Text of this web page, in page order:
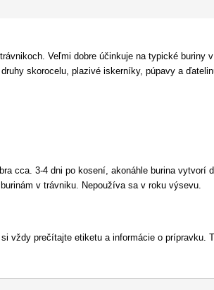
Veľmi dobre účinkuje na typické buriny
skorocelu, plazivé iskerníky, púpavy a
cca. 3-4 dni po kosení, akonáhle burina vytvorí
v trávniku. Nepoužíva sa v roku výsevu.
vždy prečítajte etiketu a informácie o prípravku.